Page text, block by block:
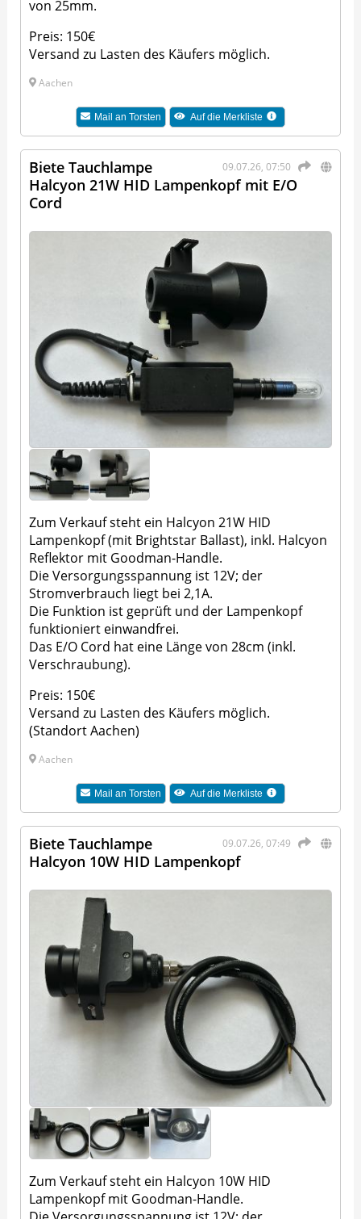
von 25mm.
Preis: 150€
Versand zu Lasten des Käufers möglich.
Aachen
Mail anTorsten Auf die Merkliste
09.07.26, 07:50
Biete Tauchlampe
Halcyon 21W HID Lampenkopf mit E/O
Cord
Zum Verkauf steht ein Halcyon 21W HID
Lampenkopf (mit Brightstar Ballast), inkl. Halcyon
Reflektor mit Goodman-Handle.
Die Versorgungsspannung ist 12V; der
Stromverbrauch liegt bei 2,1A.
Die Funktion ist geprüft und der Lampenkopf
funktioniert einwandfrei.
Das E/O Cord hat eine Länge von 28cm (inkl.
Verschraubung).
Preis: 150€
Versand zu Lasten des Käufers möglich.
(Standort Aachen)
Aachen
Mail anTorsten Auf die Merkliste
09.07.26, 07:49
Biete Tauchlampe
Halcyon 10W HID Lampenkopf
Zum Verkauf steht ein Halcyon 10W HID
Lampenkopf mit Goodman-Handle.